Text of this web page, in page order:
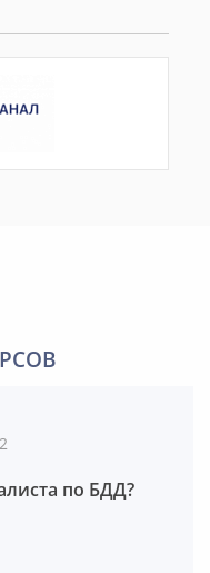
по БДД?